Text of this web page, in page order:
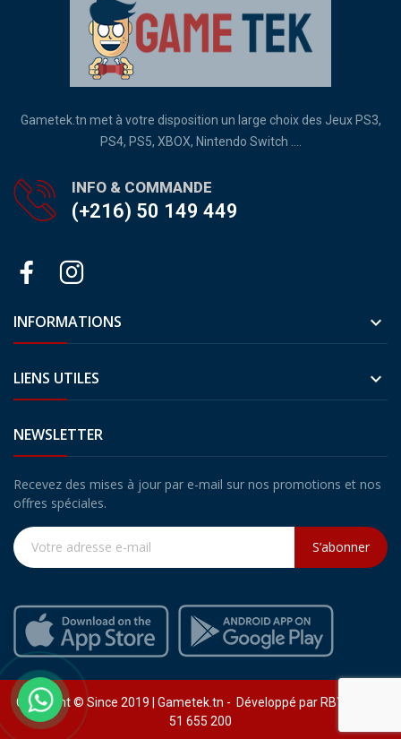
Gametek.tn met à votre disposition un large choix des Jeux PS3,
PS4, PS5, XBOX, Nintendo Switch ....
INFO & COMMANDE
(+216) 50 149 449
INFORMATIONS 
LIENS UTILES 
NEWSLETTER
Recevez des mises à jour par e-mail sur nos promotions et nos
offres spéciales.
S’abonner
Copyright © Since 2019 | Gametek.tn - Développé par RBY (+216)
51 655 200